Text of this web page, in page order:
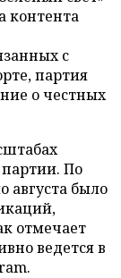
контента
с
партия
о честных
По
августа было
отмечает
ведется в